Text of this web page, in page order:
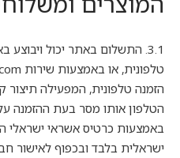
3.1. התשלום באתר יכול
הזמנה טלפונית, המפעילה
הטלפון אותו מסר בעת ההזמנה
באמצעות כרטיס אשראי ישראלי
ישראלית בלבד ובכפוף לאישור